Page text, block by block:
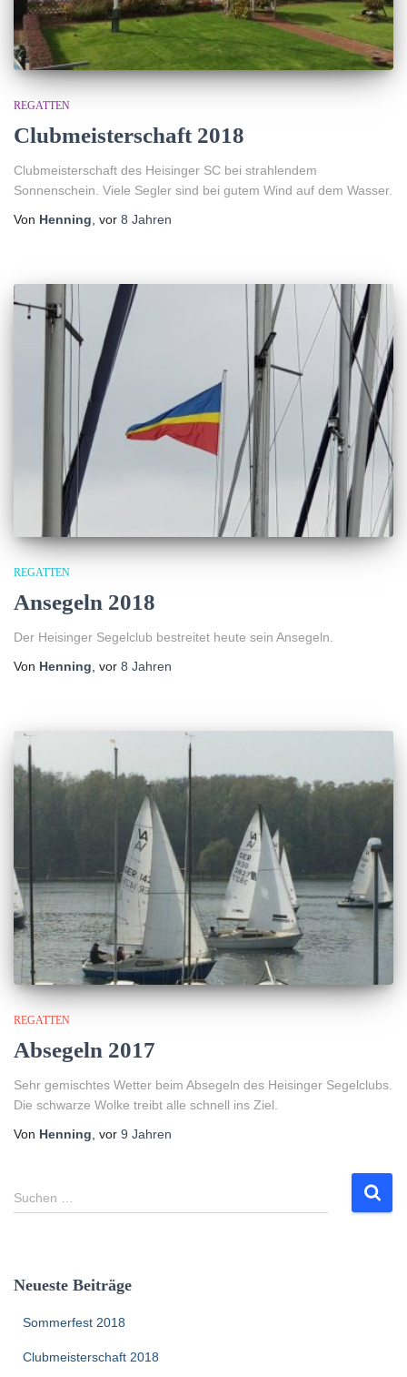
REGATTEN
Clubmeisterschaft 2018
Clubmeisterschaft des Heisinger SC bei strahlendem
Sonnenschein. Viele Segler sind bei gutem Wind auf dem Wasser.
Von Henning , vor 8 Jahren
REGATTEN
Ansegeln 2018
Der Heisinger Segelclub bestreitet heute sein Ansegeln.
Von Henning, vor 8 Jahren
REGATTEN
Absegeln 2017
Sehr gemischtes Wetter beim Absegeln des Heisinger Segelclubs.
Die schwarze Wolke treibt alle schnell ins Ziel.
Von Henning , vor 9 Jahren
S
u
n
Suchen …
Neueste Beiträge
Sommerfest 2018
Clubmeisterschaft 2018